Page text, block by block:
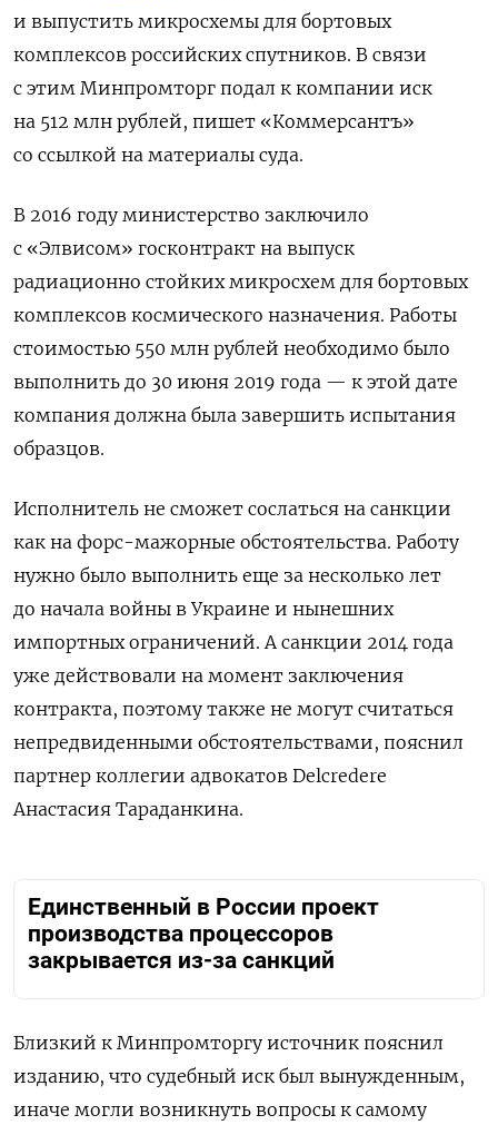
и выпустить микросхемы для бортовых
комплексов российских спутников. В связи
с этим Минпромторг подал к компании иск
на 512 млн рублей, пишет «Коммерсантъ»
со ссылкой на материалы суда.
В 2016 году министерство заключило
с «Элвисом» госконтракт на выпуск
радиационно стойких микросхем для бортовых
комплексов космического назначения. Работы
стоимостью 550 млн рублей необходимо было
выполнить до 30 июня 2019 года — к этой дате
компания должна была завершить испытания
образцов.
Исполнитель не сможет сослаться на санкции
как на форс-мажорные обстоятельства. Работу
нужно было выполнить еще за несколько лет
до начала войны в Украине и нынешних
импортных ограничений. А санкции 2014 года
уже действовали на момент заключения
контракта, поэтому также не могут считаться
непредвиденными обстоятельствами, пояснил
партнер коллегии адвокатов Delcredere
Анастасия Тараданкина.
Единственный в России проект
производства процессоров
закрывается из-за санкций
Близкий к Минпромторгу источник пояснил
изданию, что судебный иск был вынужденным,
иначе могли возникнуть вопросы к самому